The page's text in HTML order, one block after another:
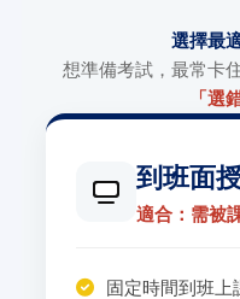
選擇最
想準備考試，最常卡
「選
到班面
適合：需被
固定時間到班上